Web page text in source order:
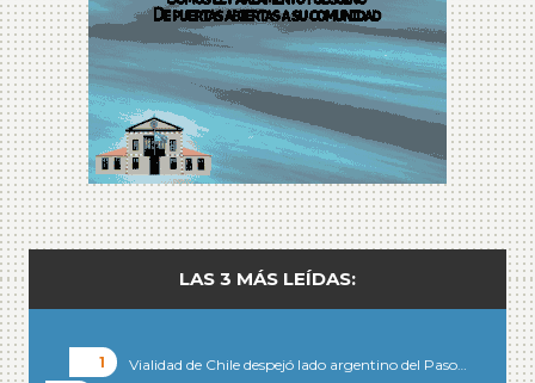
LAS 3 MÁS LEÍDAS:
Vialidad de Chile despejó lado argentino del Paso…